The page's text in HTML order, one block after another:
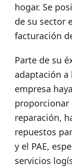
hogar. Se
de su sector
facturación
Parte de su
adaptación a
empresa
proporcionar
reparación,
repuestos
y el PAE,
servicios